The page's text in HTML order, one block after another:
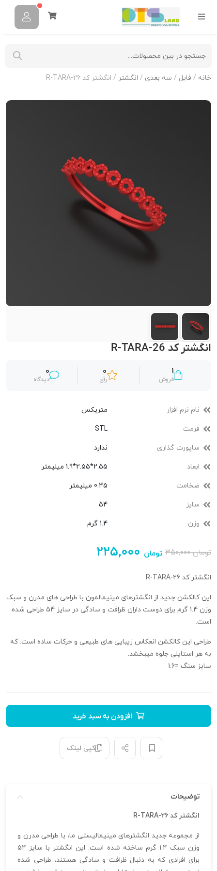
خانه / فایل / سه بعدی / انگشتر / انگشتر کد R-TARA-26
انگشتر کد R-TARA-26
1
فروش
0
رأی
0
دیدگاه
نام نرم افزار متریکس
فرمت STL
ساپورت گذاری ندارد
ابعاد 2.55*2.55*1.9 میلیمتر
ضخامت 0.45 میلیمتر
سایز 54
وزن 1.4 گرم
۳۵۰,۰۰۰تومان ۲۲۵,۰۰۰ تومان
انگشتر کد R-TARA-26
این کالکشن جدید از انگشترهای مینیمالمون با طراحی های مدرن و سبک
وزن 1.4 گرم برای دوست داران ظرافت و سادگی در سایز 54 طراحی شده
است.
طراحی این کالکشن انعکاس زیبایی های طبیعی و حرکات ساده است. که
به هر استایلی جلوه میبخشد.
سایز سنگ =1.6
افزودن به سبد خرید
کپی لینک
توضیحات
انگشتر کد R-TARA-26
از مجموعه جدید انگشترهای مینیمالیستی ما، با طراحی مدرن و
وزن سبک 1.4 گرم ساخته شده است. این انگشتر با سایز 54
برای افرادی که به دنبال ظرافت و سادگی هستند، طراحی شده